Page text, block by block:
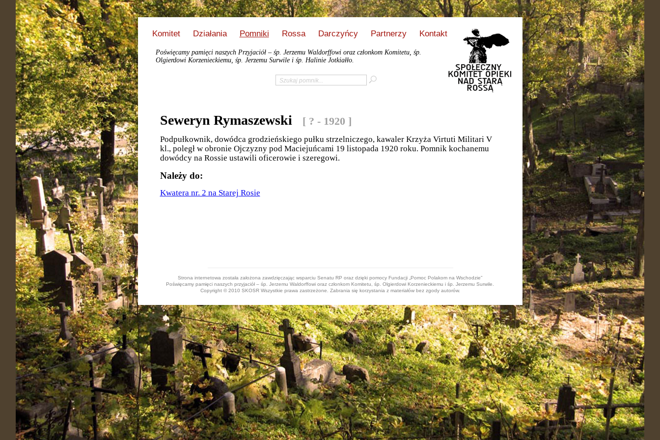
Komitet Działania Pomniki Rossa Darczyńcy Partnerzy Kontakt
Poświęcamy pamięci naszych Przyjaciół – śp. Jerzemu Waldorffowi oraz członkom Komitetu, śp.
Olgierdowi Korzenieckiemu, śp. Jerzemu Surwile i śp. Halinie Jotkiałło.
Seweryn Rymaszewski [ ? - 1920 ]
Podpułkownik, dowódca grodzieńskiego pułku strzelniczego, kawaler Krzyża Virtuti Militari V
kl., poległ w obronie Ojczyzny pod Maciejuńcami 19 listopada 1920 roku. Pomnik kochanemu
dowódcy na Rossie ustawili oficerowie i szeregowi.
Należy do:
Kwatera nr. 2 na Starej Rosie
Strona internetowa została założona zawdzięczając wsparciu Senatu RP oraz dzięki pomocy Fundacji „Pomoc Polakom na Wschodzie”
Poświęcamy pamięci naszych przyjaciół – śp. Jerzemu Waldorffowi oraz członkom Komitetu, śp. Olgierdowi Korzenieckiemu i śp. Jerzemu Surwile.
Copyright © 2010 SKOSR Wszystkie prawa zastrzeżone. Zabrania się korzystania z materiałów bez zgody autorów.